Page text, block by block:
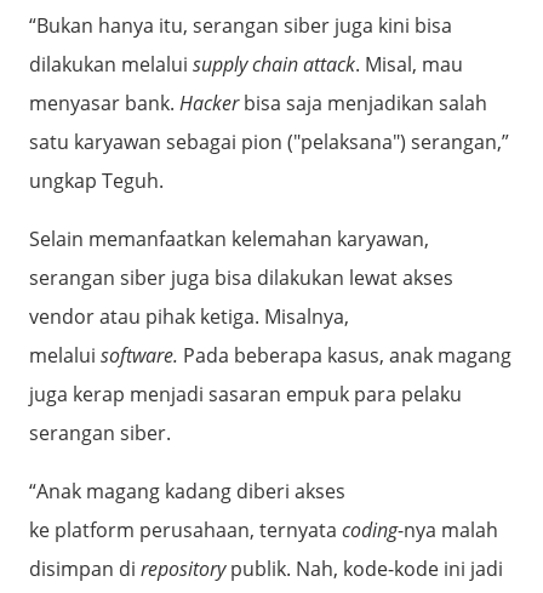
“Bukan hanya itu, serangan siber juga kini bisa
dilakukan melalui supply chain attack. Misal, mau
menyasar bank. Hackerbisa saja menjadikan salah
satu karyawan sebagai pion ("pelaksana") serangan,”
ungkap Teguh.
Selain memanfaatkan kelemahan karyawan,
serangan siber juga bisa dilakukan lewat akses
vendor atau pihak ketiga. Misalnya,
melalui software. Pada beberapa kasus, anak magang
juga kerap menjadi sasaran empuk para pelaku
serangan siber.
“Anak magang kadang diberi akses
ke platform perusahaan, ternyata coding-nya malah
disimpan di repositorypublik. Nah, kode-kode ini jadi